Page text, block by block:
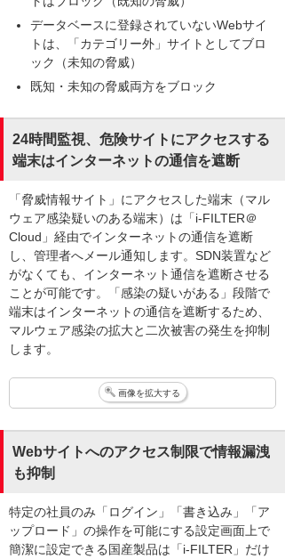
データベースに登録されていないWebサイ
トは、「カテゴリー外」サイトとしてブロ
ック（未知の脅威）
既知・未知の脅威両方をブロック
24時間監視、危険サイトにアクセスする
端末はインターネットの通信を遮断
「脅威情報サイト」にアクセスした端末（マル
ウェア感染疑いのある端末）は「i-FILTER＠
Cloud」経由でインターネットの通信を遮断
し、管理者へメール通知します。SDN装置など
がなくても、インターネット通信を遮断させる
ことが可能です。「感染の疑いがある」段階で
端末はインターネットの通信を遮断するため、
マルウェア感染の拡大と二次被害の発生を抑制
します。
画像を拡大する
Webサイトへのアクセス制限で情報漏洩
も抑制
特定の社員のみ「ログイン」「書き込み」「ア
ップロード」の操作を可能にする設定画面上で
簡潔に設定できる国産製品は「i-FILTER」だけ